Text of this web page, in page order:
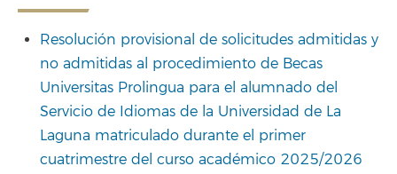
Resolución provisional de solicitudes admitidas y
no admitidas al procedimiento de Becas
Universitas Prolingua para el alumnado del
Servicio de Idiomas de la Universidad de La
Laguna matriculado durante el primer
cuatrimestre del curso académico 2025/2026